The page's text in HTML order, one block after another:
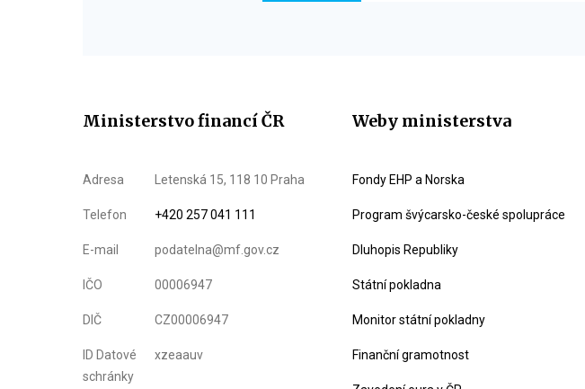
Ministerstvo financí ČR
Adresa Letenská 15, 118 10 Praha
Telefon +420 257 041 111
E-mail podatelna@mf.gov.cz
IČO 00006947
DIČ CZ00006947
ID Datové
schránky
xzeaauv
Weby ministerstva
Fondy EHP a Norska
Program švýcarsko-české spolupráce
Dluhopis Republiky
Státní pokladna
Monitor státní pokladny
Finanční gramotnost